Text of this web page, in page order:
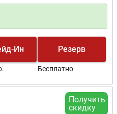
Ин Резерв
Бесплатно
Получить
скидку